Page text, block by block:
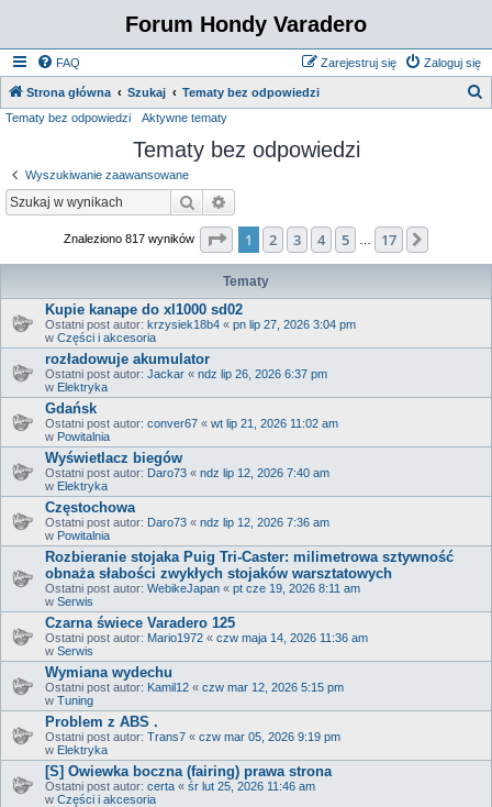
Forum Hondy Varadero
FAQ Zaloguj się
Zarejestruj się
Strona główna Szukaj Tematy bez odpowiedzi
Tematy bez odpowiedzi Aktywne tematy
Tematy bez odpowiedzi
Wyszukiwanie zaawansowane
Szukaj
Znaleziono 817 wyników Strona z17
1 2 3 4 5 17
Tematy
Kupie kanape do xl1000 sd02
Ostatni post autor: krzysiek18b4 « pn lip 27, 2026 3:04 pm
w Części i akcesoria
rozładowuje akumulator
Ostatni post autor: Jackar « ndz lip 26, 2026 6:37 pm
w Elektryka
Gdańsk
Ostatni post autor: conver67 « wt lip 21, 2026 11:02 am
w Powitalnia
Wyświetlacz biegów
Ostatni post autor: Daro73 « ndz lip 12, 2026 7:40 am
w Elektryka
Częstochowa
Ostatni post autor: Daro73 « ndz lip 12, 2026 7:36 am
w Powitalnia
Rozbieranie stojaka Puig Tri-Caster: milimetrowa sztywność
obnaża słabości zwykłych stojaków warsztatowych
Ostatni post autor: WebikeJapan « pt cze 19, 2026 8:11 am
w Serwis
Czarna świece Varadero 125
Ostatni post autor: Mario1972 « czw maja 14, 2026 11:36 am
w Serwis
Wymiana wydechu
Ostatni post autor: Kamil12 « czw mar 12, 2026 5:15 pm
w Tuning
Problem z ABS .
Ostatni post autor: Trans7 « czw mar 05, 2026 9:19 pm
w Elektryka
[S] Owiewka boczna (fairing) prawa strona
Ostatni post autor: certa « śr lut 25, 2026 11:46 am
w Części i akcesoria